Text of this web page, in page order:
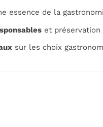
essence de la
et
sur les choix